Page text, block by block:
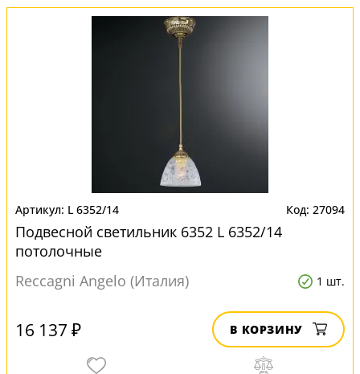
L 6352/14 27094
Подвесной светильник 6352 L 6352/14
потолочные
Reccagni Angelo (Италия)
1 шт.
16 137 ₽ В КОРЗИНУ